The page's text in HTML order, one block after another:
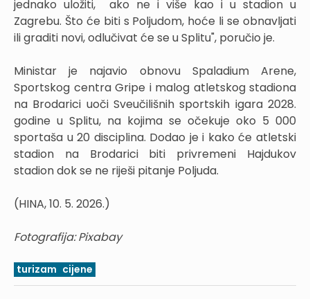
jednako uložiti, ako ne i više kao i u stadion u
Zagrebu. Što će biti s Poljudom, hoće li se obnavljati
ili graditi novi, odlučivat će se u Splitu", poručio je.
Ministar je najavio obnovu Spaladium Arene,
Sportskog centra Gripe i malog atletskog stadiona
na Brodarici uoči Sveučilišnih sportskih igara 2028.
godine u Splitu, na kojima se očekuje oko 5 000
sportaša u 20 disciplina. Dodao je i kako će atletski
stadion na Brodarici biti privremeni Hajdukov
stadion dok se ne riješi pitanje Poljuda.
(HINA, 10. 5. 2026.)
Fotografija: Pixabay
turizam cijene